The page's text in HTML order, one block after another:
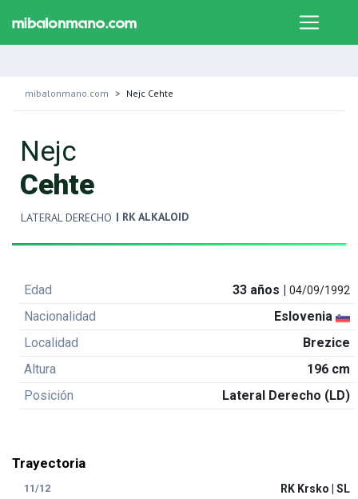
mibalonmano.com Nejc Cehte
Nejc
Cehte
LATERAL DERECHO | RK ALKALOID
Edad 33 años |04/09/1992
Nacionalidad
Eslovenia
Localidad
Brezice
Altura
196 cm
Posición
Lateral Derecho (LD)
Trayectoria
11/12 RK Krsko | SL